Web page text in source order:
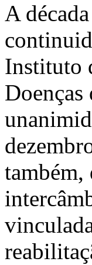
A
Instituto